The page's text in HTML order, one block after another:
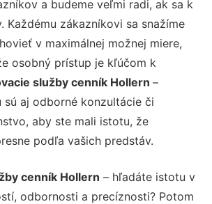
a budeme veľmi radi, ak sa k
Každému zákazníkovi sa snažíme
v maximálnej možnej miere,
osobný prístup je kľúčom k
služby cenník Hollern –
sú aj odborné konzultácie či
aby ste mali istotu, že
podľa vašich predstáv.
cenník Hollern – hľadáte istotu v
odbornosti a precíznosti? Potom